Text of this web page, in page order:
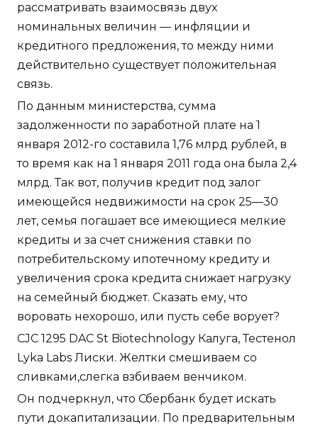
рассматривать взаимосвязь двух
номинальных величин — инфляции и
кредитного предложения, то между ними
действительно существует положительная
связь.
По данным министерства, сумма
задолженности по заработной плате на 1
января 2012-го составила 1,76 млрд рублей, в
то время как на 1 января 2011 года она была 2,4
млрд. Так вот, получив кредит под залог
имеющейся недвижимости на срок 25—30
лет, семья погашает все имеющиеся мелкие
кредиты и за счет снижения ставки по
потребительскому ипотечному кредиту и
увеличения срока кредита снижает нагрузку
на семейный бюджет. Сказать ему, что
воровать нехорошо, или пусть себе ворует?
CJC 1295 DAC St Biotechnology Калуга, Тестенол
Lyka Labs Лиски. Желтки смешиваем со
сливками,слегка взбиваем венчиком.
Он подчеркнул, что Сбербанк будет искать
пути докапитализации. По предварительным